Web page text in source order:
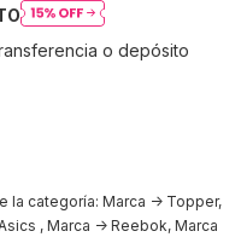
o depósito
la categoría: Marca -> Topper,
, Marca -> Reebok, Marca